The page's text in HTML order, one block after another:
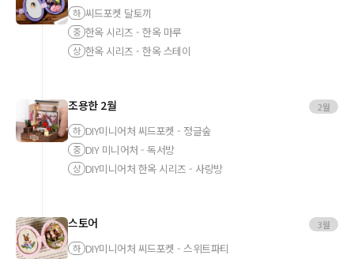
하 씨드포켓 달토끼
중 한옥 시리즈 - 한옥 마루
상 한옥 시리즈 - 한옥 스테이
조용한 2월
하 DIY미니어처 씨드포켓 - 정글숲
중 DIY 미니어처 - 독서방
상 DIY미니어처 한옥 시리즈 - 사랑방
2월
스토어
하 DIY미니어처 씨드포켓 - 스위트파티
3월